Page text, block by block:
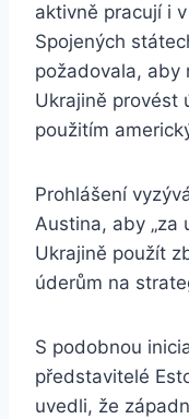
aktivně pracují i
Spojených
požadovala, aby
Ukrajině provést
použitím
Prohlášení
Austina, aby „za
Ukrajině použít
úderům na
S podobnou
představitelé
uvedli, že